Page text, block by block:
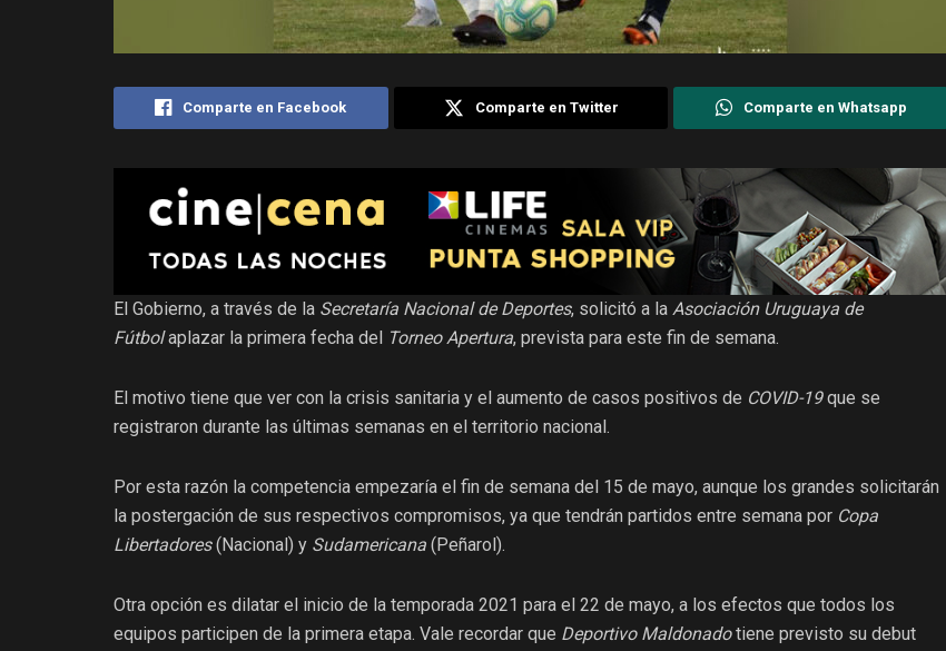
Comparte en Facebook Comparte en Twitter Comparte en Whatsapp
El Gobierno, a través de la Secretaría Nacional de Deportes, solicitó a la Asociación Uruguaya de
Fútbolaplazar la primera fecha del Torneo Apertura, prevista para este fin de semana.
El motivo tiene que ver con la crisis sanitaria y el aumento de casos positivos de COVID-19que se
registraron durante las últimas semanas en el territorio nacional.
Por esta razón la competencia empezaría el fin de semana del 15 de mayo, aunque los grandes solicitarán
la postergación de sus respectivos compromisos, ya que tendrán partidos entre semana por Copa
Libertadores(Nacional) y Sudamericana (Peñarol).
Otra opción es dilatar el inicio de la temporada 2021 para el 22 de mayo, a los efectos que todos los
equipos participen de la primera etapa. Vale recordar que Deportivo Maldonadotiene previsto su debut